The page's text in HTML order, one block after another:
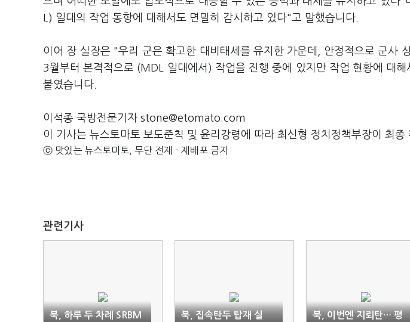
L) 일대의 작업 동향에 대해서도 면밀히 감시하고 있다"고 말했습니다.
이어 장 실장은 "우리 군은 확고한 대비태세를 유지한 가운데, 안정적으로 군사
3월부터 본격적으로 (MDL 일대에서) 작업을 진행 중에 있지만 작업 현황에 대
붙였습니다.
이석종 국방전문기자 stone@etomato.com
이 기사는 뉴스토마토 보도준칙 및 윤리강령에 따라 최신형 정치정책부장이 최종
ⓒ 맛있는 뉴스토마토, 무단 전재 - 재배포 금지
관련기사
북, 하루 두 차례 SRBM
북, 집속탄두 탑재 실
북, 이번엔 지뢰탄… 평